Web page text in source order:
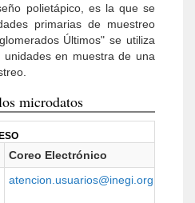
polietápico, es la que se
primarias de muestreo
Últimos" se utiliza
en muestra de una
microdatos
Coreo Electrónico
atencion.usuarios@inegi.org.mx